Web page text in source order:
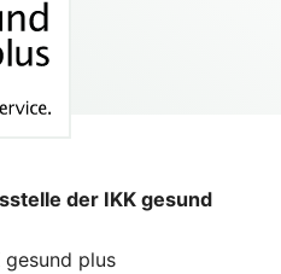
der IKK gesund
gesund plus